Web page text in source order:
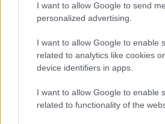
I want to allow Google to send me
personalized advertising.
I want to allow Google to enable
related to analytics like cookies
device identifiers in apps.
I want to allow Google to enable
related to functionality of the
karşısındaki oyunuyla umut
buluşarak takımdaki yerini
Dennis Dragus / vs